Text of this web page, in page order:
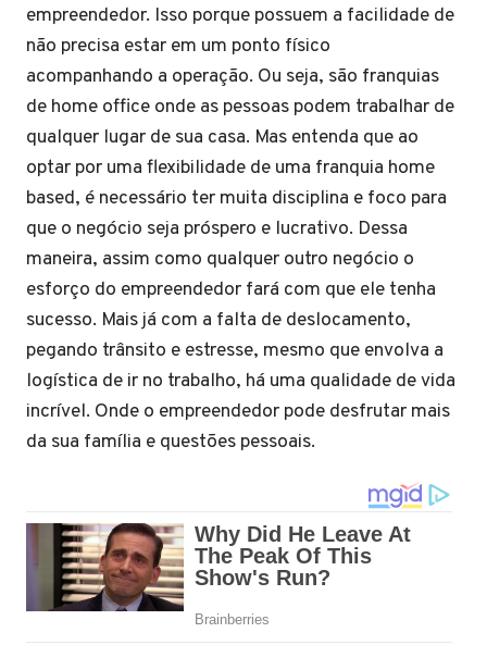
empreendedor. Isso porque possuem a facilidade de
não precisa estar em um ponto físico
acompanhando a operação. Ou seja, são franquias
de home office onde as pessoas podem trabalhar de
qualquer lugar de sua casa. Mas entenda que ao
optar por uma flexibilidade de uma franquia home
based, é necessário ter muita disciplina e foco para
que o negócio seja próspero e lucrativo. Dessa
maneira, assim como qualquer outro negócio o
esforço do empreendedor fará com que ele tenha
sucesso. Mais já com a falta de deslocamento,
pegando trânsito e estresse, mesmo que envolva a
logística de ir no trabalho, há uma qualidade de vida
incrível. Onde o empreendedor pode desfrutar mais
da sua família e questões pessoais.